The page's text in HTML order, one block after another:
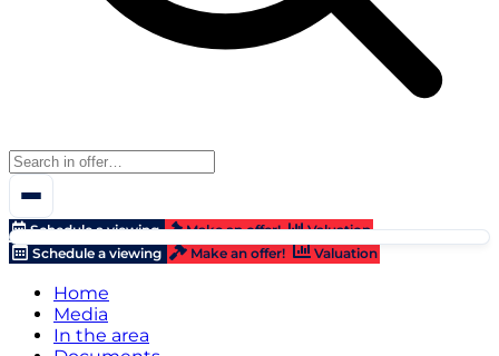
Schedule a viewing Make an offer!
Valuation
Schedule a viewing
Make an offer! Valuation
Home
Media
In the area